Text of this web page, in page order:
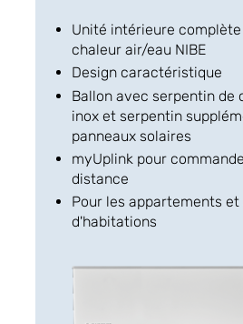
Unité intérieure
chaleur air/eau NIBE
Design caractéristique
Ballon avec serpentin de
inox et serpentin
panneaux solaires
myUplink pour
distance
Pour les appartements
d'habitations